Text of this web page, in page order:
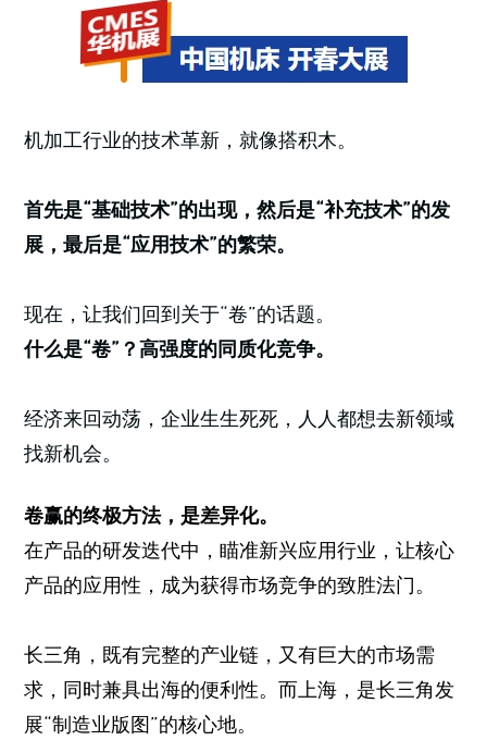
机加工行业的技术革新，就像搭积木。
首先是“基础技术”的出现，然后是“补充技术”的发
展，最后是“应用技术”的繁荣。
现在，让我们回到关于“卷”的话题。
什么是“卷”？高强度的同质化竞争。
经济来回动荡，企业生生死死，人人都想去新领域
找新机会。
卷赢的终极方法，是差异化。
在产品的研发迭代中，瞄准新兴应用行业，让核心
产品的应用性，成为获得市场竞争的致胜法门。
长三角，既有完整的产业链，又有巨大的市场需
求，同时兼具出海的便利性。而上海，是长三角发
展“制造业版图”的核心地。